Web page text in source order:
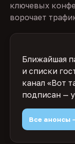
ключевых
ворочает
Ближайшая
и списки
канал «Вот
подписан —
Все анонсы